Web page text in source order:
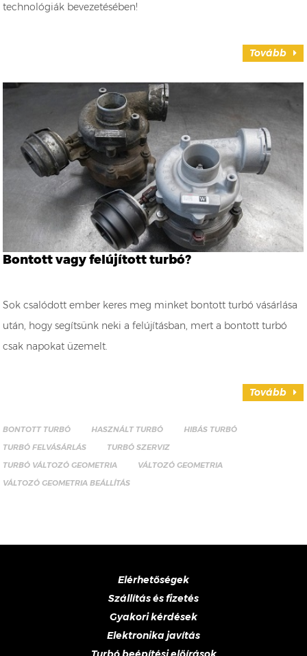
technológiák bevezetésében!
Tovább
Bontott vagy felújított turbó?
Sok csalódott ember keres meg minket bontott turbó vásárlása
után, hogy segítsünk neki a felújításban, mert a bontott turbó
csak napokat üzemelt.
Tovább
BONTOTT TURBÓ HASZNÁLT TURBÓ
HIBÁS TURBÓ
TURBÓ FELVÁSÁRLÁS
TURBÓ SZERVIZ
TURBÓ VÁLTOZÓ GEOMETRIA
VÁLTOZÓ GEOMETRIA
VÁLTOZÓ GEOMETRIA BEÁLLÍTÁS
Elérhetőségek
Szállítás és fizetés
Gyakori kérdések
Elektronika javítás